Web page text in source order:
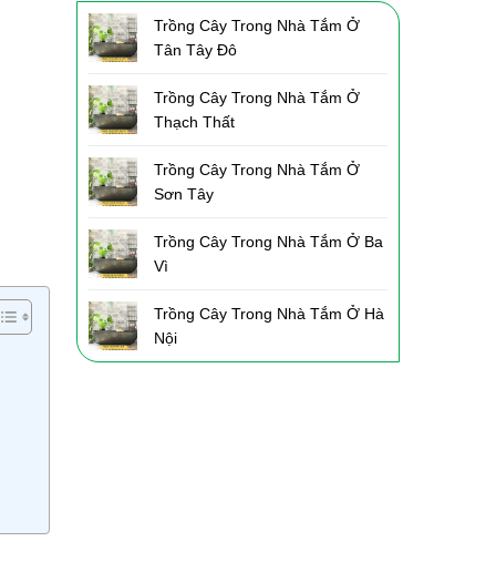
Trồng Cây Trong Nhà Tắm Ở
Tân Tây Đô
Trồng Cây Trong Nhà Tắm Ở
Thạch Thất
Trồng Cây Trong Nhà Tắm Ở
Sơn Tây
Trồng Cây Trong Nhà Tắm Ở Ba
Vì
Trồng Cây Trong Nhà Tắm Ở Hà
Nội